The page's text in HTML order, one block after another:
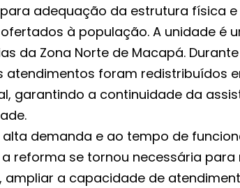
adequação da estrutura física
à população. A unidade é
da Zona Norte de Macapá.
atendimentos foram redistribuídos
garantindo a continuidade da
alta demanda e ao tempo de
a reforma se tornou necessária para
ampliar a capacidade de